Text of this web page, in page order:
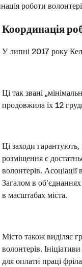
роботи
Координація
У липні 2017 року
Ці так звані
продовжила їх 12
Ці заходи
розміщення є
волонтерів.
Загалом в
в масштабах міста.
Місто також виділяє
волонтерів.
для оплати праці